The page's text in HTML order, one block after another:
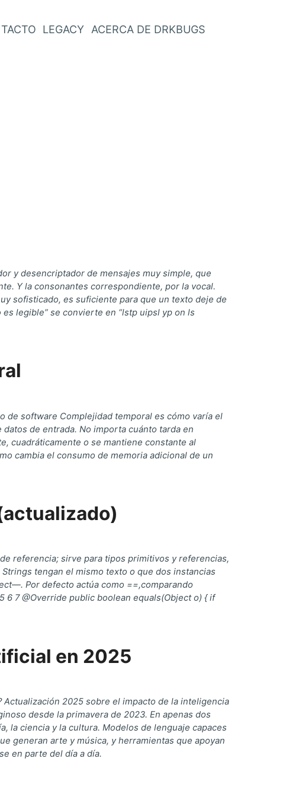
LEGACY ACERCA DE DRKBUGS
y desencriptador de mensajes muy simple, que
Y la consonantes correspondiente, por la vocal.
sofisticado, es suficiente para que un texto deje de
legible” se convierte en “lstp uipsl yp on ls
de software Complejidad temporal es cómo varía el
de entrada. No importa cuánto tarda en
cuadráticamente o se mantiene constante al
cambia el consumo de memoria adicional de un
referencia; sirve para tipos primitivos y referencias,
tengan el mismo texto o que dos instancias
Por defecto actúa como ==,comparando
7 @Override public boolean equals(Object o) { if
en 2025
2025 sobre el impacto de la inteligencia
desde la primavera de 2023. En apenas dos
la ciencia y la cultura. Modelos de lenguaje capaces
generan arte y música, y herramientas que apoyan
en parte del día a día.